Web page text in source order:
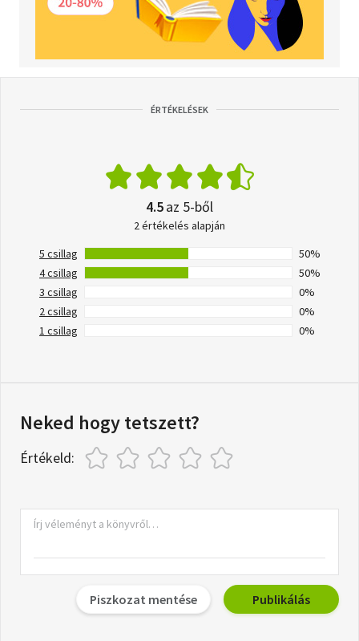
ÉRTÉKELÉSEK
4.5az 5-ből
2 értékelés alapján
5 csillag
50%
4 csillag
50%
3 csillag
0%
2 csillag
0%
1 csillag
0%
Neked hogy tetszett?
Értékeld:
Piszkozat mentése Publikálás